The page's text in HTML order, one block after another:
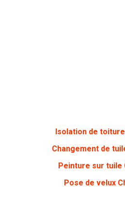
Isolation de
Changement de
Peinture sur tuile
Pose de velux